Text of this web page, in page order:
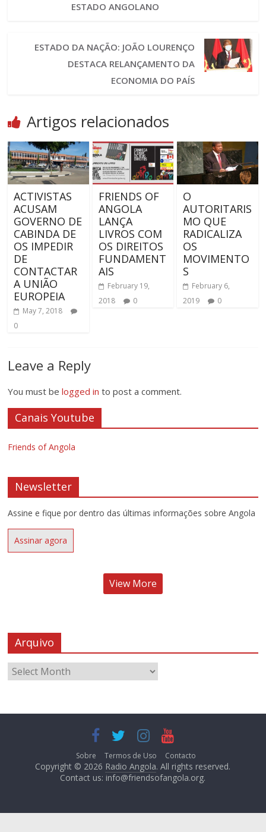
ESTADO ANGOLANO
ESTADO DA NAÇÃO: JOÃO LOURENÇO
DESTACA RELANÇAMENTO DA
ECONOMIA DO PAÍS
Artigos relacionados
ACTIVISTAS
ACUSAM
GOVERNO DE
CABINDA DE
OS IMPEDIR
DE
CONTACTAR
A UNIÃO
EUROPEIA
May 7, 2018
0
FRIENDS OF
ANGOLA
LANÇA
LIVROS COM
OS DIREITOS
FUNDAMENT
AIS
February 19,
2018
0
O
AUTORITARIS
MO QUE
RADICALIZA
OS
MOVIMENTO
S
February 6,
2019
0
Leave a Reply
You must belogged in to post a comment.
Canais Youtube
Friends of Angola
Newsletter
Assine e fique por dentro das últimas informações sobre Angola
Assinar agora
View More
Arquivo
Sobre Termos de Uso Contacto
Copyright © 2026 Radio Angola. All rights reserved.
Contact us: info@friendsofangola.org.